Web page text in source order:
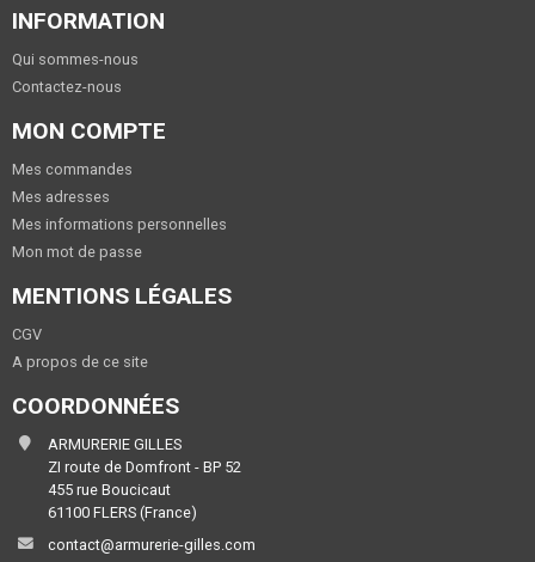
INFORMATION
Qui sommes-nous
Contactez-nous
MON COMPTE
Mes commandes
Mes adresses
Mes informations personnelles
Mon mot de passe
MENTIONS LÉGALES
CGV
A propos de ce site
COORDONNÉES
ARMURERIE GILLES
ZI route de Domfront - BP 52
455 rue Boucicaut
61100 FLERS (France)
contact@armurerie-gilles.com